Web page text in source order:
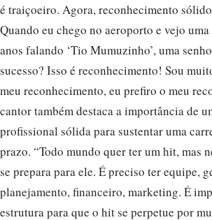
é traiçoeiro. Agora, reconhecimento
Quando eu chego no aeroporto e vejo
anos falando ‘Tio Mumuzinho’, uma
sucesso? Isso é reconhecimento! Sou
meu reconhecimento, eu prefiro o meu
cantor também destaca a importância de
profissional sólida para sustentar uma
prazo. “Todo mundo quer ter um hit, mas
se prepara para ele. É preciso ter equipe,
planejamento, financeiro, marketing. É
estrutura para que o hit se perpetue por